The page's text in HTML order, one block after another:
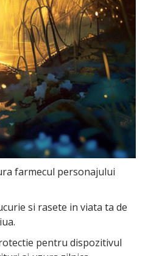
farmecul personajului
si rasete in viata ta de
pentru dispozitivul